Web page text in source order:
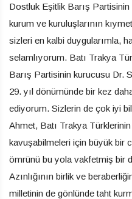
Dostluk Eşitlik Barış Partisinin
kurum ve kuruluşlarının
sizleri en kalbi duygularımla,
selamlıyorum. Batı Trakya
Barış Partisinin kurucusu Dr.
29. yıl dönümünde bir kez
ediyorum. Sizlerin de çok iyi
Ahmet, Batı Trakya
kavuşabilmeleri için büyük bir
ömrünü bu yola vakfetmiş bir
Azınlığının birlik ve
milletinin de gönlünde taht